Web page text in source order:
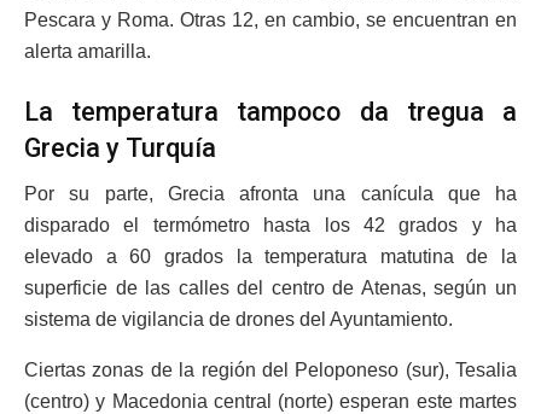
Pescara y Roma. Otras 12, en cambio, se encuentran en
alerta amarilla.
La temperatura tampoco da tregua a
Grecia y Turquía
Por su parte, Grecia afronta una canícula que ha
disparado el termómetro hasta los 42 grados y ha
elevado a 60 grados la temperatura matutina de la
superficie de las calles del centro de Atenas, según un
sistema de vigilancia de drones del Ayuntamiento.
Ciertas zonas de la región del Peloponeso (sur), Tesalia
(centro) y Macedonia central (norte) esperan este martes